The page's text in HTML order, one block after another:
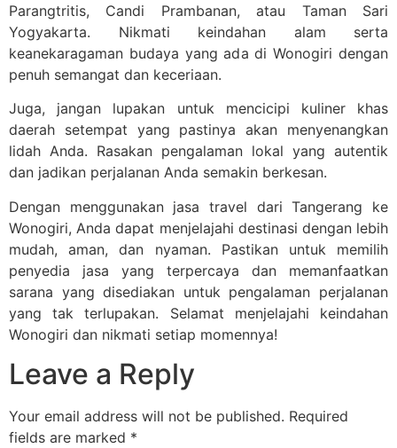
Parangtritis, Candi Prambanan, atau Taman Sari
Yogyakarta. Nikmati keindahan alam serta
keanekaragaman budaya yang ada di Wonogiri dengan
penuh semangat dan keceriaan.
Juga, jangan lupakan untuk mencicipi kuliner khas
daerah setempat yang pastinya akan menyenangkan
lidah Anda. Rasakan pengalaman lokal yang autentik
dan jadikan perjalanan Anda semakin berkesan.
Dengan menggunakan jasa travel dari Tangerang ke
Wonogiri, Anda dapat menjelajahi destinasi dengan lebih
mudah, aman, dan nyaman. Pastikan untuk memilih
penyedia jasa yang terpercaya dan memanfaatkan
sarana yang disediakan untuk pengalaman perjalanan
yang tak terlupakan. Selamat menjelajahi keindahan
Wonogiri dan nikmati setiap momennya!
Leave a Reply
Your email address will not be published. Required
fields are marked *